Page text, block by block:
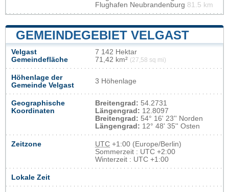
Flughafen Neubrandenburg 81.5 km
GEMEINDEGEBIET VELGAST
Velgast
Gemeindefläche
7 142 Hektar
71,42 km² (27,58 sq mi)
Höhenlage der
Gemeinde Velgast
3 Höhenlage
Geographische
Koordinaten
Breitengrad: 54.2731
Längengrad: 12.8097
Breitengrad: 54° 16' 23'' Norden
Längengrad: 12° 48' 35'' Osten
Zeitzone UTC +1:00 (Europe/Berlin)
Sommerzeit : UTC +2:00
Winterzeit : UTC +1:00
Lokale Zeit